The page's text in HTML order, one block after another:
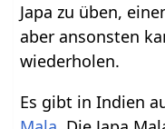
Japa zu üben,
aber ansonsten
wiederholen.
Es gibt in Indien